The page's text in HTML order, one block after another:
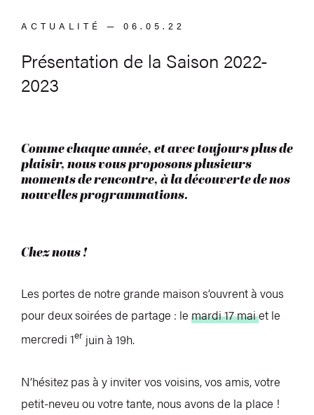
ACTUALITÉ — 06.05.22
Présentation de la Saison 2022-
2023
Comme chaque année, et avec toujours plus de
plaisir, nous vous proposons plusieurs
moments de rencontre, à la découverte de nos
nouvelles programmations.
Chez nous !
Les portes de notre grande maison s’ouvrent à vous
pour deux soirées de partage : le mardi 17 maiet le
mercredi 1er juin à 19h.
N’hésitez pas à y inviter vos voisins, vos amis, votre
petit-neveu ou votre tante, nous avons de la place !